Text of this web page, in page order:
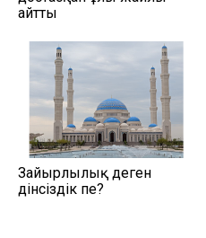
айтты
Зайырлылық деген
дінсіздік пе?